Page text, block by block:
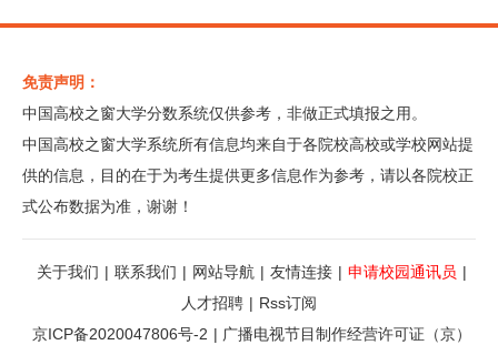
免责声明：
中国高校之窗大学分数系统仅供参考，非做正式填报之用。
中国高校之窗大学系统所有信息均来自于各院校高校或学校网站提
供的信息，目的在于为考生提供更多信息作为参考，请以各院校正
式公布数据为准，谢谢！
关于我们 | 联系我们 | 网站导航 | 友情连接 | 申请校园通讯员 |
人才招聘 | Rss订阅
京ICP备2020047806号-2 | 广播电视节目制作经营许可证（京）